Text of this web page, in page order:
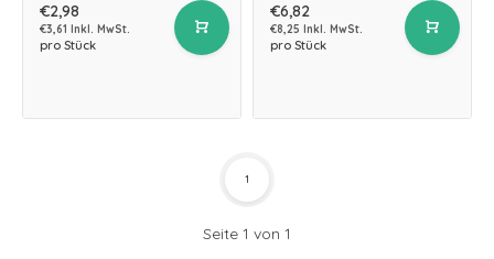
€2,98
€3,61 Inkl. MwSt.
pro Stück
€6,82
€8,25 Inkl. MwSt.
pro Stück
Seite 1 von 1
1